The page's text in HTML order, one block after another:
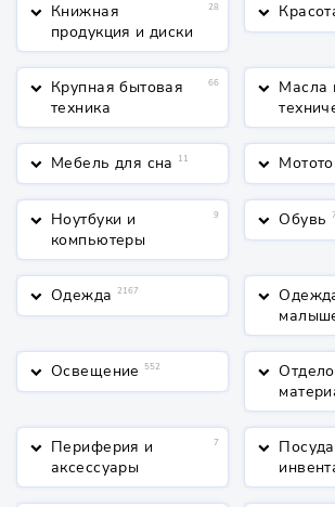
keyboard_arrow_down Книжная
продукция и диски
28 keyboard_arrow_down
keyboard_arrow_down Крупная бытовая
техника
66 keyboard_arrow_down Масла
keyboard_arrow_down Мебель для сна 11 keyboard_arrow_down
keyboard_arrow_down Ноутбуки и
компьютеры
9 keyboard_arrow_down Обувь
keyboard_arrow_down Одежда 2167 keyboard_arrow_down
keyboard_arrow_down Освещение 552 keyboard_arrow_down
keyboard_arrow_down Периферия и
аксессуары
7 keyboard_arrow_down